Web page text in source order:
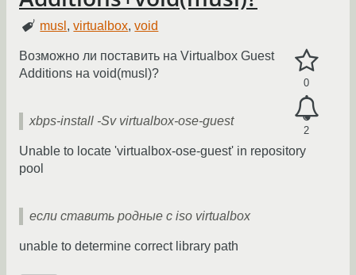
musl ,virtualbox,void
0
2
Возможно ли поставить на Virtualbox Guest
Additions на void(musl)?
xbps-install -Sv virtualbox-ose-guest
Unable to locate 'virtualbox-ose-guest' in repository
pool
если ставить родные с iso virtualbox
unable to determine correct library path